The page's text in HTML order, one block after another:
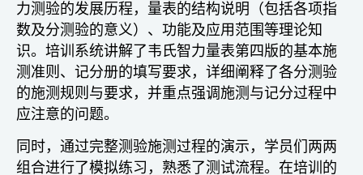
力测验的发展历程，量表的结构说明（包括各项指
数及分测验的意义）、功能及应用范围等理论知
识。培训系统讲解了韦氏智力量表第四版的基本施
测准则、记分册的填写要求，详细阐释了各分测验
的施测规则与要求，并重点强调施测与记分过程中
应注意的问题。
同时，通过完整测验施测过程的演示，学员们两两
组合进行了模拟练习，熟悉了测试流程。在培训的